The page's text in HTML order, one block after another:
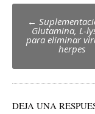
Post
←
Glutamina, L-
para eliminar
herpes
DEJA UNA